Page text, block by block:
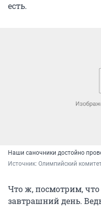
есть.
Наши саночники достойно
Источник: Олимпийский
Что ж, посмотрим,
завтрашний день.